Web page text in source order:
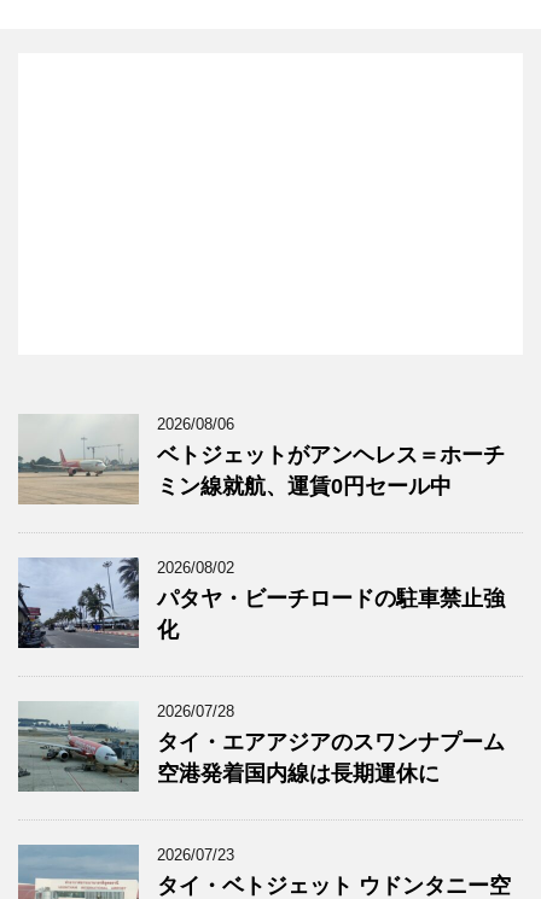
2026/08/06
ベトジェットがアンヘレス＝ホーチ
ミン線就航、運賃0円セール中
2026/08/02
パタヤ・ビーチロードの駐車禁止強
化
2026/07/28
タイ・エアアジアのスワンナプーム
空港発着国内線は長期運休に
2026/07/23
タイ・ベトジェット ウドンタニー空